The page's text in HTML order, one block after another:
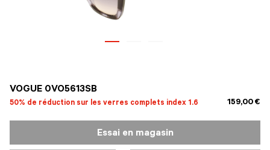
VOGUE 0VO5613SB
50% de réduction sur les verres complets index 1.6 159,00 €
Essai en magasin